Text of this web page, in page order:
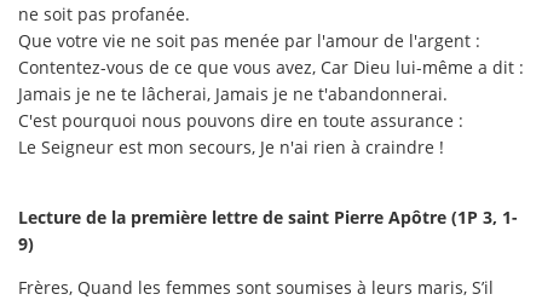
ne soit pas profanée.
Que votre vie ne soit pas menée par l'amour de l'argent :
Contentez-vous de ce que vous avez, Car Dieu lui-même a dit :
Jamais je ne te lâcherai, Jamais je ne t'abandonnerai.
C'est pourquoi nous pouvons dire en toute assurance :
Le Seigneur est mon secours, Je n'ai rien à craindre !
Lecture de la première lettre de saint Pierre Apôtre (1P 3, 1-
9)
Frères, Quand les femmes sont soumises à leurs maris, S’il